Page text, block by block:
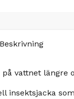
Beskrivning
vattnet